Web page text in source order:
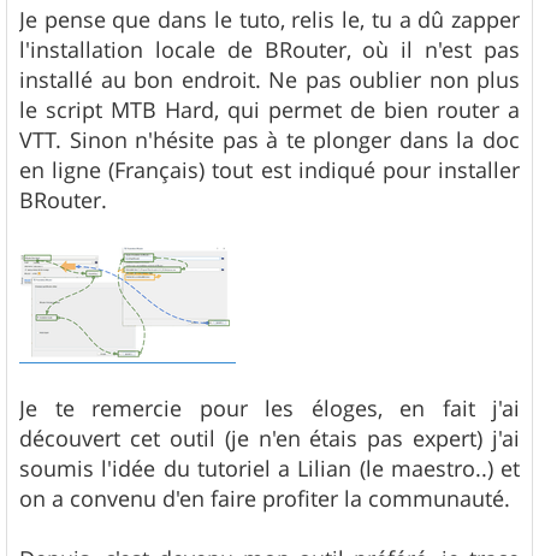
g
e
Je pense que dans le tuto, relis le, tu a dû zapper
l'installation locale de BRouter, où il n'est pas
installé au bon endroit. Ne pas oublier non plus
le script MTB Hard, qui permet de bien router a
VTT. Sinon n'hésite pas à te plonger dans la doc
en ligne (Français) tout est indiqué pour installer
BRouter.
Je te remercie pour les éloges, en fait j'ai
découvert cet outil (je n'en étais pas expert) j'ai
soumis l'idée du tutoriel a Lilian (le maestro..) et
on a convenu d'en faire profiter la communauté.